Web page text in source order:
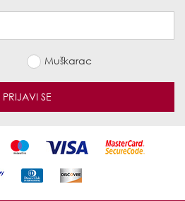
Muškarac
PRIJAVI SE